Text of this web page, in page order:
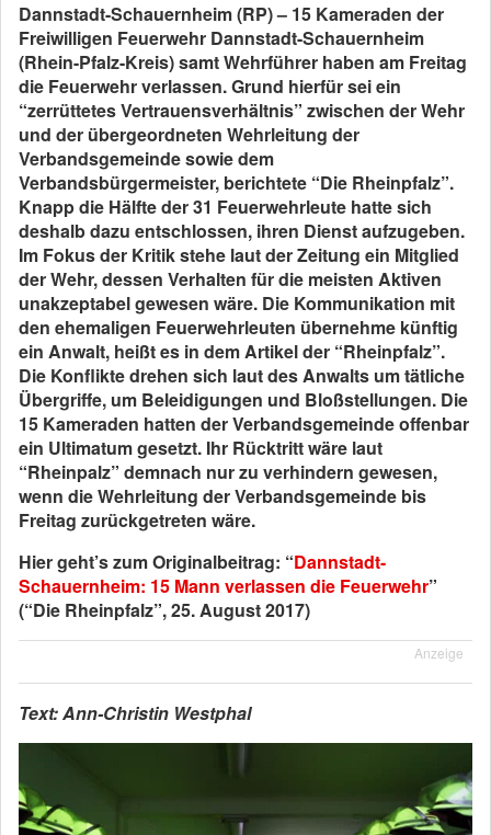
Dannstadt-Schauernheim (RP) – 15 Kameraden der
Freiwilligen Feuerwehr Dannstadt-Schauernheim
(Rhein-Pfalz-Kreis) samt Wehrführer haben am Freitag
die Feuerwehr verlassen. Grund hierfür sei ein
“zerrüttetes Vertrauensverhältnis” zwischen der Wehr
und der übergeordneten Wehrleitung der
Verbandsgemeinde sowie dem
Verbandsbürgermeister, berichtete “Die Rheinpfalz”.
Knapp die Hälfte der 31 Feuerwehrleute hatte sich
deshalb dazu entschlossen, ihren Dienst aufzugeben.
Im Fokus der Kritik stehe laut der Zeitung ein Mitglied
der Wehr, dessen Verhalten für die meisten Aktiven
unakzeptabel gewesen wäre. Die Kommunikation mit
den ehemaligen Feuerwehrleuten übernehme künftig
ein Anwalt, heißt es in dem Artikel der “Rheinpfalz”.
Die Konflikte drehen sich laut des Anwalts um tätliche
Übergriffe, um Beleidigungen und Bloßstellungen. Die
15 Kameraden hatten der Verbandsgemeinde offenbar
ein Ultimatum gesetzt. Ihr Rücktritt wäre laut
“Rheinpalz” demnach nur zu verhindern gewesen,
wenn die Wehrleitung der Verbandsgemeinde bis
Freitag zurückgetreten wäre.
Hier geht’s zum Originalbeitrag: “Dannstadt-
Schauernheim: 15 Mann verlassen die Feuerwehr”
(“Die Rheinpfalz”, 25. August 2017)
Anzeige
Text: Ann-Christin Westphal